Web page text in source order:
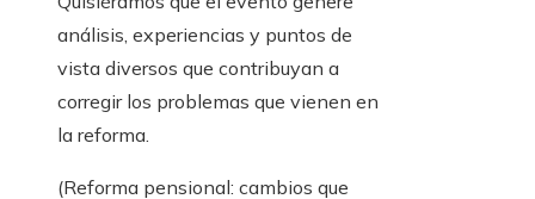
análisis, experiencias y puntos de
vista diversos que contribuyan a
corregir los problemas que vienen en
la reforma.
(Reforma pensional: cambios que